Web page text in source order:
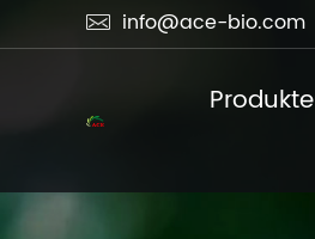
 info@ace-bio.com
Produkte